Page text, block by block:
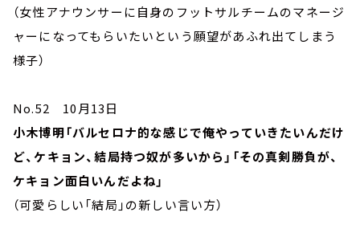
（女性アナウンサーに自身のフットサルチームのマネージ
ャーになってもらいたいという願望があふれ出てしまう
様子）
No.52 10月13日
小木博明「バルセロナ的な感じで俺やっていきたいんだけ
ど、ケキョン、結局持つ奴が多いから」「その真剣勝負が、
ケキョン面白いんだよね」
（可愛らしい「結局」の新しい言い方）